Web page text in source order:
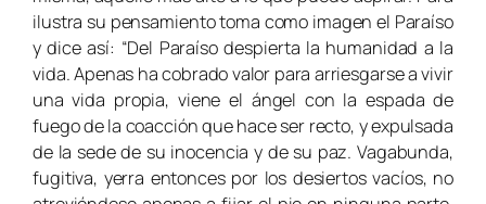
ilustra su pensamiento toma como imagen el Paraíso
y dice así: “Del Paraíso despierta la humanidad a la
vida. Apenas ha cobrado valor para arriesgarse a vivir
una vida propia, viene el ángel con la espada de
fuego de la coacción que hace ser recto, y expulsada
de la sede de su inocencia y de su paz. Vagabunda,
fugitiva, yerra entonces por los desiertos vacíos, no